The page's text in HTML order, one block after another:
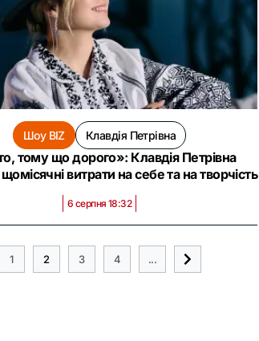
Шоу BIZ Клавдія Петрівна
тому що дорого»: Клавдія Петрівна
витрати на себе та на творчість
6 серпня 18:32
1 2 3 4 ...